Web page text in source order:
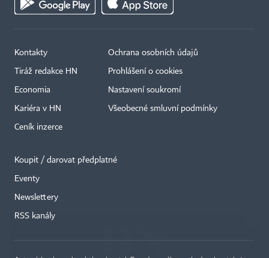
Kontakty
Tiráž redakce HN
Economia
Kariéra v HN
Ceník inzerce
Ochrana osobních údajů
Prohlášení o cookies
Nastavení soukromí
Všeobecné smluvní podmínky
Koupit / darovat předplatné
Eventy
Newslettery
RSS kanály